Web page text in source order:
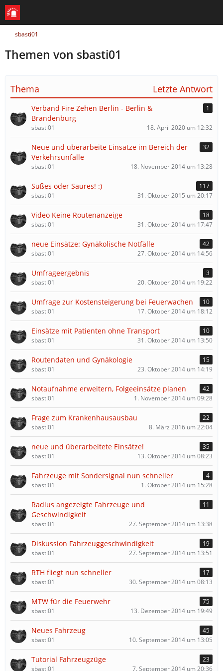
sbasti01
Themen von sbasti01
Thema Letzte Antwort
Verband Fire Zehen Berlin - Berlin &
Brandenburg
1
sbasti01 18. April 2020 um 12:32
Neue und überarbeite Einsätze im Bereich der
Verkehrsunfälle
32
sbasti01 18. November 2014 um 13:28
Süßes oder Saures! :)
117
sbasti01
31. Oktober 2015 um 20:17
Video Keine Routenanzeige
18
sbasti01
31. Oktober 2014 um 17:47
neue Einsätze: Gynäkolische Notfälle
42
sbasti01
27. Oktober 2014 um 14:56
Umfrageergebnis
3
sbasti01
20. Oktober 2014 um 19:22
Umfrage zur Kostensteigerung bei Feuerwachen
10
sbasti01
17. Oktober 2014 um 18:12
Einsätze mit Patienten ohne Transport
10
sbasti01
31. Oktober 2014 um 13:50
Routendaten und Gynäkologie
15
sbasti01
23. Oktober 2014 um 14:19
Notaufnahme erweitern, Folgeeinsätze planen
42
sbasti01
1. November 2014 um 09:28
Frage zum Krankenhausausbau
22
sbasti01
8. März 2016 um 22:04
neue und überarbeitete Einsätze!
35
sbasti01
13. Oktober 2014 um 08:23
Fahrzeuge mit Sondersignal nun schneller
4
sbasti01
1. Oktober 2014 um 15:28
Radius angezeigte Fahrzeuge und
Geschwindigkeit
11
sbasti01 27. September 2014 um 13:38
Diskussion Fahrzeuggeschwindigkeit
19
sbasti01
27. September 2014 um 13:51
RTH fliegt nun schneller
17
sbasti01
30. September 2014 um 08:13
MTW für die Feuerwehr
75
sbasti01
13. Dezember 2014 um 19:49
Neues Fahrzeug
45
sbasti01
10. September 2014 um 13:05
Tutorial Fahrzeugzüge
23
sbasti01
7. September 2014 um 20:36